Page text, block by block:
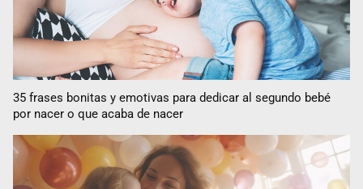
35 frases bonitas y emotivas para dedicar al segundo bebé
por nacer o que acaba de nacer